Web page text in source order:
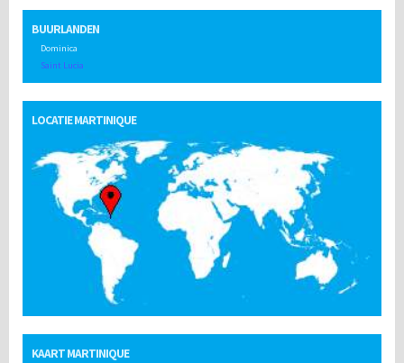
BUURLANDEN
Dominica
Saint Lucia
LOCATIE MARTINIQUE
KAART MARTINIQUE